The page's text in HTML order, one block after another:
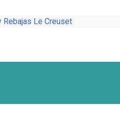
Rebajas Le Creuset